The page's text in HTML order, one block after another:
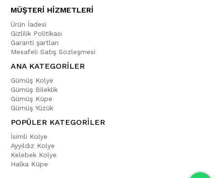
MÜŞTERİ HİZMETLERİ
Ürün İadesi
Gizlilik Politikası
Garanti şartları
Mesafeli Satış Sözleşmesi
ANA KATEGORİLER
Gümüş Kolye
Gümüş Bileklik
Gümüş Küpe
Gümüş Yüzük
POPÜLER KATEGORİLER
İsimli Kolye
Ayyıldız Kolye
Kelebek Kolye
Halka Küpe